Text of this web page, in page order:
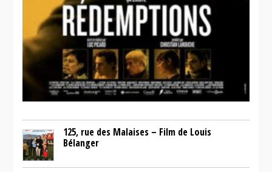
125, rue des Malaises – Film de Louis
Bélanger